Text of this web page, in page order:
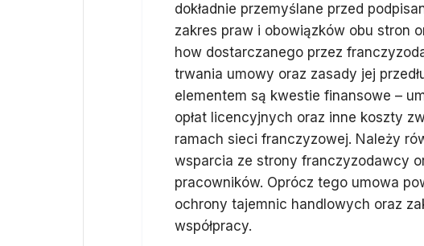
dokładnie przemyślane przed
zakres praw i obowiązków obu stron
how dostarczanego przez
trwania umowy oraz zasady jej
elementem są kwestie finansowe –
opłat licencyjnych oraz inne koszty
ramach sieci franczyzowej. Należy
wsparcia ze strony franczyzodawcy
pracowników. Oprócz tego umowa
ochrony tajemnic handlowych oraz
współpracy.